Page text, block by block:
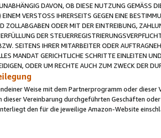
DAVON, OB DIESE NUTZUNG GEMÄSS
VERSTOSS IHRERSEITS GEGEN EINE
ZOLLABGABEN ODER MIT DER EINTREIBUNG,
DER
SEITENS IHRER MITARBEITER ODER
MANDAT GERICHTLICHE SCHRITTE EINLEITEN
ODER UM RECHTE AUCH ZUM ZWECK DER
Weise mit dem Partnerprogramm oder dieser
dieser Vereinbarung durchgeführten Geschäften
den für die jeweilige Amazon-Website